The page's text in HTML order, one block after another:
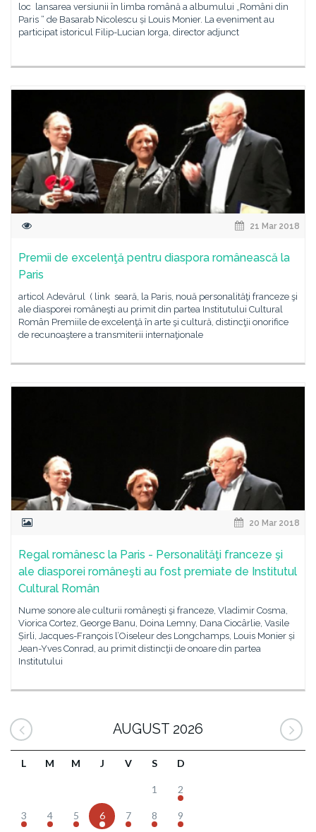
loc lansarea versiunii în limba română a albumului „Români din
Paris “ de Basarab Nicolescu și Louis Monier. La eveniment au
participat istoricul Filip-Lucian Iorga, director adjunct
21 Mar 2018
Premii de excelenţă pentru diaspora românească la
Paris
articol Adevărul ( link seară, la Paris, nouă personalităţi franceze şi
ale diasporei româneşti au primit din partea Institutului Cultural
Român Premiile de excelenţă în arte şi cultură, distincţii onorifice
de recunoaştere a transmiterii internaţionale
20 Mar 2018
Regal românesc la Paris - Personalităţi franceze şi
ale diasporei româneşti au fost premiate de Institutul
Cultural Român
Nume sonore ale culturii româneşti şi franceze, Vladimir Cosma,
Viorica Cortez, George Banu, Doina Lemny, Dana Ciocârlie, Vasile
Șirli, Jacques-François l’Oiseleur des Longchamps, Louis Monier și
Jean-Yves Conrad, au primit distincţii de onoare din partea
Institutului
AUGUST 2026
L M M J V S D
1 2
3 4 5 6 7 8 9